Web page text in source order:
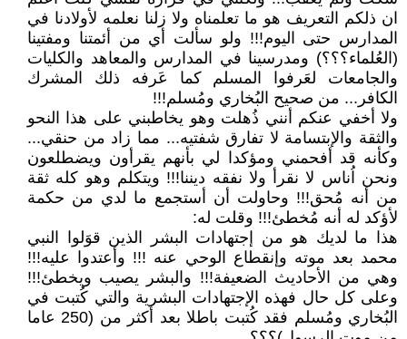
ان ذلكم التعريف هو ما تعلمناه ولا زلنا نعلمه لأولادنا في
المدارس حتى اليوم!!! ولو سألت أي من أئمتنا ومفتينا
(العُلماء؟؟؟) ومدرسينا في المدارس والمعاهد والكليات
والجامعات لعَرفوا المسلم كما عَرفه ذلك المشرك
الكافر... من صحيح البُخاري ومُسلم!!!
ولا أخفي عنكم أنني ذُهلت وهو يخاطبني على هذا النحو
والثقة والإبتسامة لا تفارق شفتيه... مما زاد من حنقي...
وكأنه قد أفحمني ومؤكدا لي بأنهم يقرأون ويضطلعون
ونحن اُناس لا نقرأ ولا نفقه ديننا!!! ويتكلم وهو كله ثقة
من أنه مُحق!!! وحاولت أن أستجمع ما لدي من حكمة
لأؤكد له أنه مُخطئ!!! وقلت له:
هذا ما لديك هو من إجتهادات البشر الذين قوَلوا النبي
محمد بعد موته وإنقطاع الوحي عنه !!! وأعتدوا عليه!!!
وهي من الأحاديث الضعيفة!!! والبشر يصيب ويخطئ!!!
وعلى كل حال فهذه الإجتهادات البشرية والتي كُتبت في
البُخاري ومُسلم فقد كُتبت باطلا بعد أكثر من (250 عاما